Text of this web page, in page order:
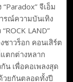
จีเอ็ม
รณ์ความบันเทิง
LAND”
าวร็อก คอนเสิร์ต
ตกต่างหลาก
น เพื่อคอเพลงสุด
ยกันตลอดทั้งปี